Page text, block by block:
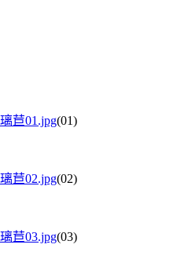
(01)
(02)
(03)